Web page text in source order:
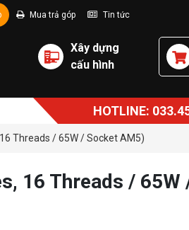
Mua trả góp Tin tức
Xây dựng
cấu hình
HOTLINE:
Threads / 65W / Socket AM5)
16 Threads / 65W